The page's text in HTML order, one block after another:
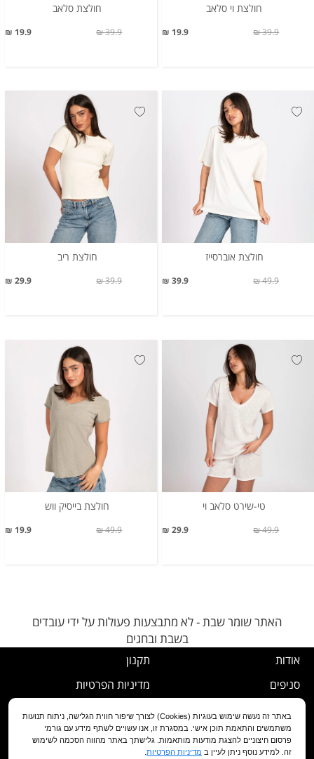
חולצת וי סלאב
19.9 ₪ 39.9 ₪
חולצת סלאב
19.9 ₪ 39.9 ₪
חולצת אוברסייז
39.9 ₪ 49.9 ₪
חולצת ריב
29.9 ₪ 39.9 ₪
טי-שירט סלאב וי
29.9 ₪ 49.9 ₪
חולצת בייסיק ווש
19.9 ₪ 49.9 ₪
האתר שומר שבת - לא מתבצעות פעולות על ידי עובדים
בשבת ובחגים
אודות
סניפים
שירות לקוחות
תקנון
מדיניות הפרטיות
נוהל ביטול עסקה
מדיניות החלפה/החזרה/ביטול
באתר זה נעשה שימוש בעוגיות (Cookies) לצורך שיפור חווית הגלישה, ניתוח תנועות
משתמשים והתאמת תוכן אישי. במסגרת זו, אנו עשויים לשתף מידע עם גורמי
פרסום חיצוניים להצגת מודעות מותאמות. גלישתך באתר מהווה הסכמה לשימוש
זה. למידע נוסף ניתן לעיין ב מדיניות הפרטיות